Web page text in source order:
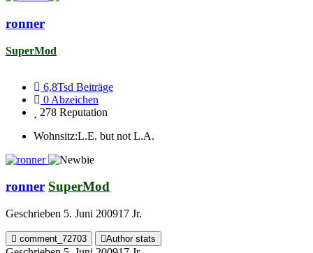
ronner
SuperMod
6,8Tsd Beiträge
0 Abzeichen
278 Reputation
Wohnsitz:L.E. but not L.A.
ronner SuperMod
Geschrieben 5. Juni 200917 Jr.
comment_72703 Author stats